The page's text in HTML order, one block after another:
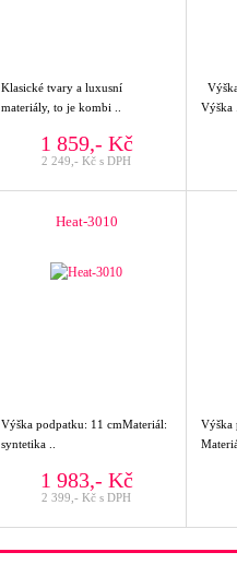
Klasické tvary a luxusní
materiály, to je kombi ..
1 859,- Kč
2 249,- Kč s DPH
Výška
Heat-3010
Výška podpatku: 11 cmMateriál:
syntetika ..
1 983,- Kč
2 399,- Kč s DPH